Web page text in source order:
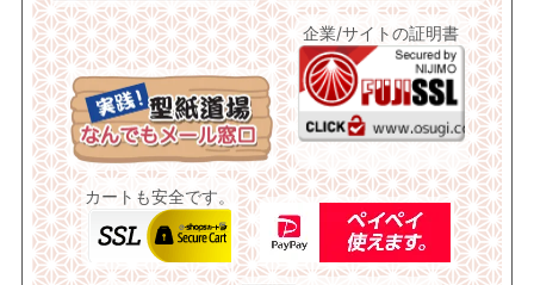
企業/サイトの証明書
カートも安全です。